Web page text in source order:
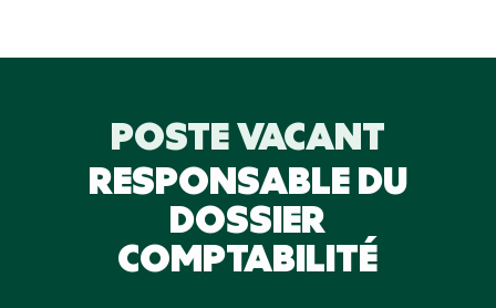
POSTE VACANT
RESPONSABLE DU
DOSSIER
COMPTABILITÉ